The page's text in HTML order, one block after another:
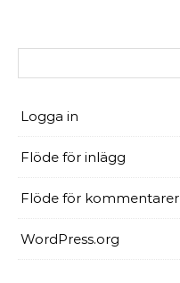
Logga in
Flöde för inlägg
Flöde för kommentarer
WordPress.org